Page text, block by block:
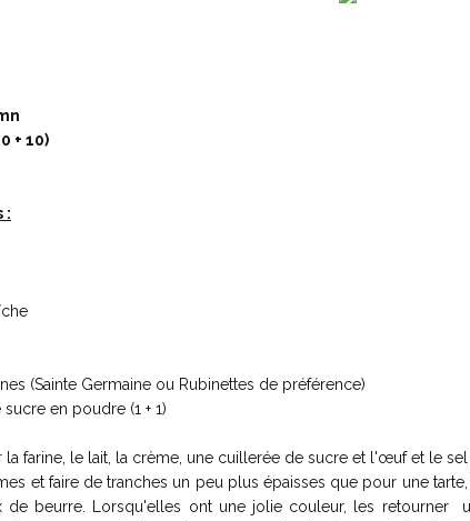
+ 10)
:
(Sainte Germaine ou Rubinettes de préférence)
en poudre (1 + 1)
farine, le lait, la crème, une cuillerée de sucre et l'œuf et le sel
et faire de tranches un peu plus épaisses que pour une
de beurre. Lorsqu'elles ont une jolie couleur, les retourner